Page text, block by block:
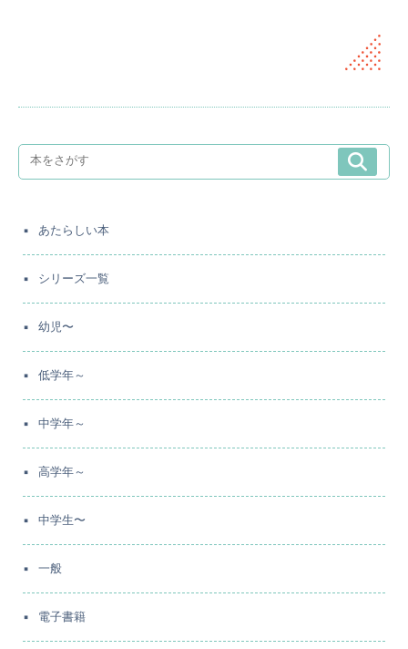
あたらしい本
シリーズ一覧
幼児〜
低学年～
中学年～
高学年～
中学生〜
一般
電子書籍